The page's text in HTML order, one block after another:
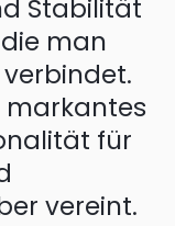
Stabilität
man
markantes
für
vereint.